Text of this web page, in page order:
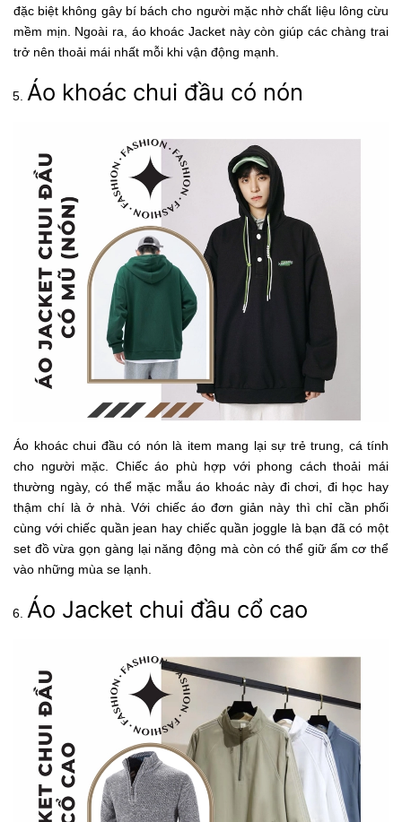
đặc biệt không gây bí bách cho người mặc nhờ chất liệu lông cừu
mềm mịn. Ngoài ra, áo khoác Jacket này còn giúp các chàng trai
trở nên thoải mái nhất mỗi khi vận động mạnh.
Áo khoác chui đầu có nón
Áo khoác chui đầu có nón là item mang lại sự trẻ trung, cá tính
cho người mặc. Chiếc áo phù hợp với phong cách thoải mái
thường ngày, có thể mặc mẫu áo khoác này đi chơi, đi học hay
thậm chí là ở nhà. Với chiếc áo đơn giản này thì chỉ cần phối
cùng với chiếc quần jean hay chiếc quần joggle là bạn đã có một
set đồ vừa gọn gàng lại năng động mà còn có thể giữ ấm cơ thể
vào những mùa se lạnh.
Áo Jacket chui đầu cổ cao